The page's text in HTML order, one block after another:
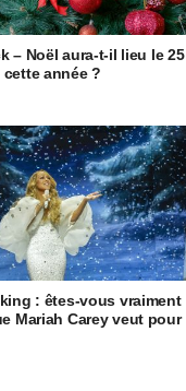
– Noël aura-t-il lieu le 25
cette année ?
: êtes-vous vraiment
Mariah Carey veut pour